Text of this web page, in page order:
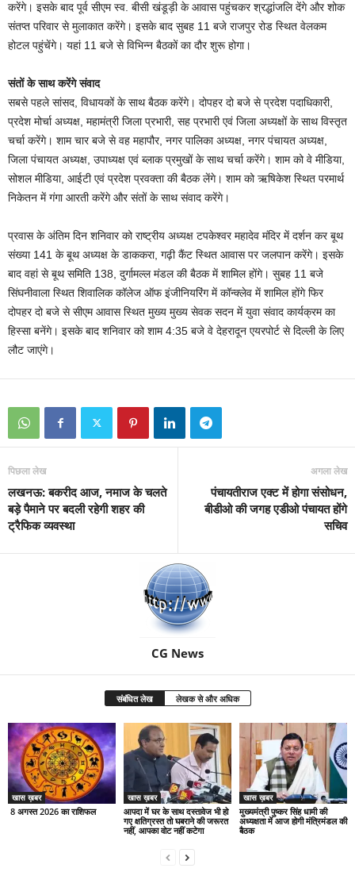
करेंगे। इसके बाद पूर्व सीएम स्व. बीसी खंडूड़ी के आवास पहुंचकर श्रद्धांजलि देंगे और शोक
संतप्त परिवार से मुलाकात करेंगे। इसके बाद सुबह 11 बजे राजपुर रोड स्थित वेलकम
होटल पहुंचेंगे। यहां 11 बजे से विभिन्न बैठकों का दौर शुरू होगा।
संतों के साथ करेंगे संवाद
सबसे पहले सांसद, विधायकों के साथ बैठक करेंगे। दोपहर दो बजे से प्रदेश पदाधिकारी,
प्रदेश मोर्चा अध्यक्ष, महामंत्री जिला प्रभारी, सह प्रभारी एवं जिला अध्यक्षों के साथ विस्तृत
चर्चा करेंगे। शाम चार बजे से वह महापौर, नगर पालिका अध्यक्ष, नगर पंचायत अध्यक्ष,
जिला पंचायत अध्यक्ष, उपाध्यक्ष एवं ब्लाक प्रमुखों के साथ चर्चा करेंगे। शाम को वे मीडिया,
सोशल मीडिया, आईटी एवं प्रदेश प्रवक्ता की बैठक लेंगे। शाम को ऋषिकेश स्थित परमार्थ
निकेतन में गंगा आरती करेंगे और संतों के साथ संवाद करेंगे।
प्रवास के अंतिम दिन शनिवार को राष्ट्रीय अध्यक्ष टपकेश्वर महादेव मंदिर में दर्शन कर बूथ
संख्या 141 के बूथ अध्यक्ष के डाककरा, गढ़ी कैंट स्थित आवास पर जलपान करेंगे। इसके
बाद वहां से बूथ समिति 138, दुर्गामल्ल मंडल की बैठक में शामिल होंगे। सुबह 11 बजे
सिंघनीवाला स्थित शिवालिक कॉलेज ऑफ इंजीनियरिंग में कॉन्क्लेव में शामिल होंगे फिर
दोपहर दो बजे से सीएम आवास स्थित मुख्य मुख्य सेवक सदन में युवा संवाद कार्यक्रम का
हिस्सा बनेंगे। इसके बाद शनिवार को शाम 4:35 बजे वे देहरादून एयरपोर्ट से दिल्ली के लिए
लौट जाएंगे।
पिछला लेख
लखनऊ: बकरीद आज, नमाज के चलते
बड़े पैमाने पर बदली रहेगी शहर की
ट्रैफिक व्यवस्था
अगला लेख
पंचायतीराज एक्ट में होगा संसोधन,
बीडीओ की जगह एडीओ पंचायत होंगे
सचिव
CG News
संबंधित लेख लेखक से और अधिक
खास ख़बर
8 अगस्त 2026 का राशिफल
खास ख़बर
आपदा में घर के साथ दस्तावेज भी हो
गए क्षतिग्रस्त तो घबराने की जरूरत
नहीं, आपका वोट नहीं कटेगा
खास ख़बर
मुख्यमंत्री पुष्कर सिंह धामी की
अध्यक्षता में आज होगी मंत्रिमंडल की
बैठक